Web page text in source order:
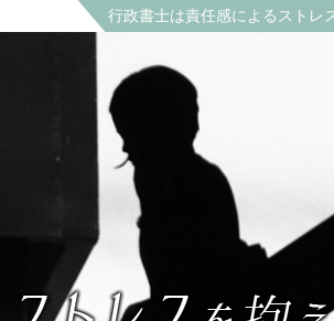
行政書士は責任感によるストレ